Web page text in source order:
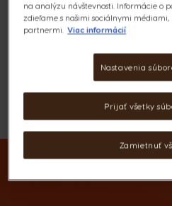
na analýzu návštevnosti. Informácie o
zdieľame s našimi sociálnymi
partnermi.
Viac informácií
Nastavenia
Zamietnuť
Prijať všetky